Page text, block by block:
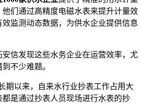
们通过高精度电磁水表来提升计量效
监测动态数据，为供水企业提供信息
信发现这些水务企业在运营效率，尤
到不少难题。
期以来，自来水⾏业抄表工作占用大
是通过抄表⼈员现场进⾏⽔表的抄